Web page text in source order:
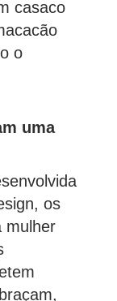
casaco
o
uma
os
mulher